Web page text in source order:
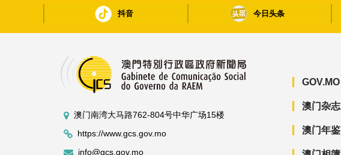
抖音 今日头条
澳门南湾大马路762-804号中华广场15楼
https://www.gcs.gov.mo
info@gcs.gov.mo
GOV.MO
澳门杂志
澳门年鉴